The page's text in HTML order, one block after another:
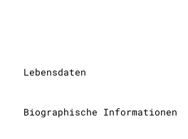
Lebensdaten
Biographische Informationen